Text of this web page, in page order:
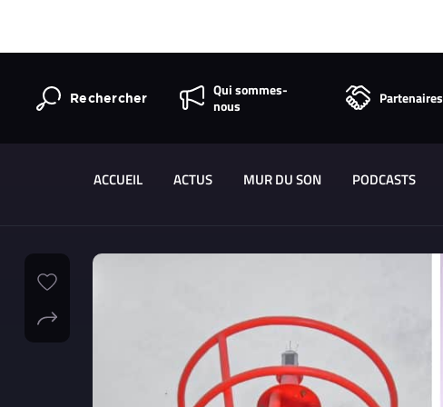
Rechercher
Qui sommes-
nous
Partenaires
ACCUEIL ACTUS MUR DU SON PODCASTS